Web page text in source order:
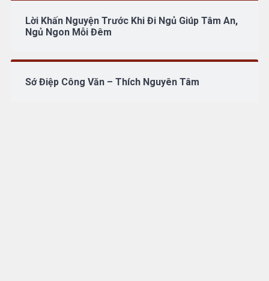
Lời Khấn Nguyện Trước Khi Đi Ngủ Giúp Tâm An,
Ngủ Ngon Mỗi Đêm
Sớ Điệp Công Văn – Thích Nguyên Tâm